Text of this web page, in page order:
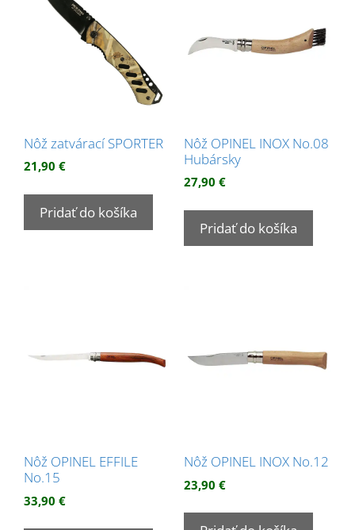
Nôž zatvárací SPORTER
21,90 €
Pridať do košíka
Nôž OPINEL INOX No.08
Hubársky
27,90 €
Pridať do košíka
Nôž OPINEL EFFILE
No.15
33,90 €
Nôž OPINEL INOX No.12
23,90 €